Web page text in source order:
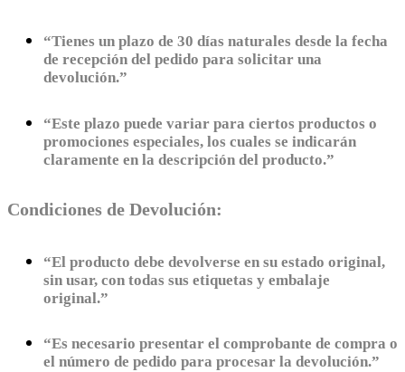
“Tienes un plazo de 30 días naturales desde la fecha
de recepción del pedido para solicitar una
devolución.”
“Este plazo puede variar para ciertos productos o
promociones especiales, los cuales se indicarán
claramente en la descripción del producto.”
Condiciones de Devolución:
“El producto debe devolverse en su estado original,
sin usar, con todas sus etiquetas y embalaje
original.”
“Es necesario presentar el comprobante de compra o
el número de pedido para procesar la devolución.”